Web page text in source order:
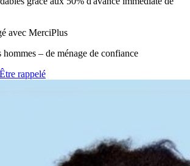
avec MerciPlus
hommes – de ménage de confiance
Être rappelé